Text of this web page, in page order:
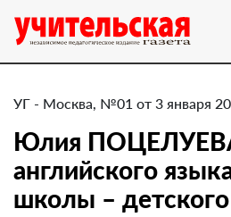
УГ - Москва, №01 от 3 января
Юлия
английского
школы –